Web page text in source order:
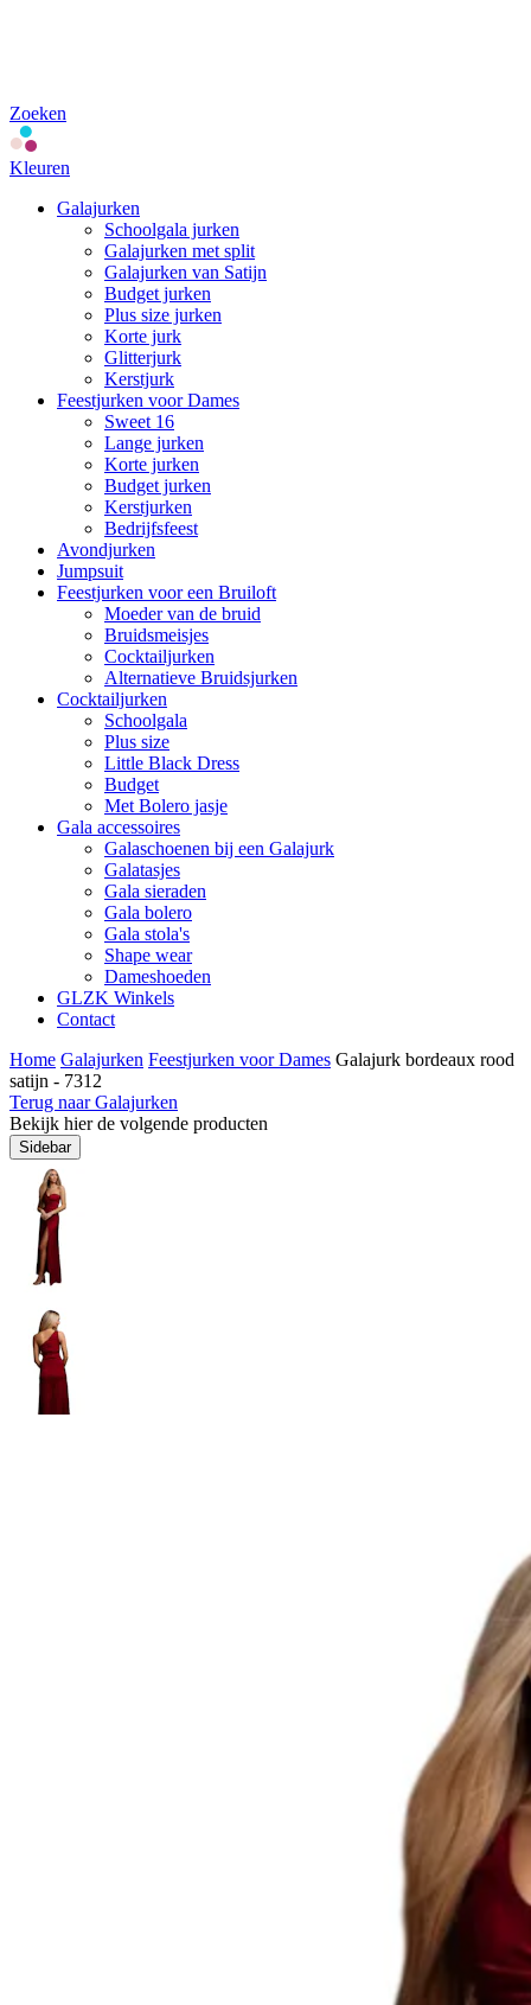
Zoeken
Kleuren
Galajurken
Schoolgala jurken
Galajurken met split
Galajurken van Satijn
Budget jurken
Plus size jurken
Korte jurk
Glitterjurk
Kerstjurk
Feestjurken voor Dames
Sweet 16
Lange jurken
Korte jurken
Budget jurken
Kerstjurken
Bedrijfsfeest
Avondjurken
Jumpsuit
Feestjurken voor een Bruiloft
Moeder van de bruid
Bruidsmeisjes
Cocktailjurken
Alternatieve Bruidsjurken
Cocktailjurken
Schoolgala
Plus size
Little Black Dress
Budget
Met Bolero jasje
Gala accessoires
Galaschoenen bij een Galajurk
Galatasjes
Gala sieraden
Gala bolero
Gala stola's
Shape wear
Dameshoeden
GLZK Winkels
Contact
Home Galajurken Feestjurken voor Dames Galajurk bordeaux rood
satijn - 7312
Terug naar Galajurken
Bekijk hier de volgende producten
Sidebar